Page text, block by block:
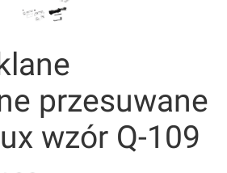
przesuwane
wzór Q-109